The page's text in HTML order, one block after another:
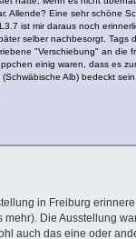
Allende? Eine sehr schöne
ist mir daraus noch
selber nachbesorgt. Tags
"Verschiebung" an die
einig waren, dass es
Alb) bedeckt
in Freiburg
mehr). Die Ausstellung
auch das eine oder